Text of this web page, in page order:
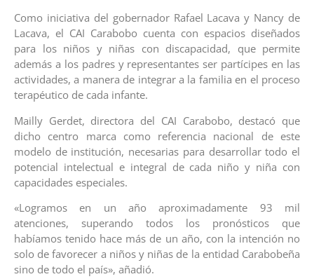
Como iniciativa del gobernador Rafael Lacava y Nancy de
Lacava, el CAI Carabobo cuenta con espacios diseñados
para los niños y niñas con discapacidad, que permite
además a los padres y representantes ser partícipes en las
actividades, a manera de integrar a la familia en el proceso
terapéutico de cada infante.
Mailly Gerdet, directora del CAI Carabobo, destacó que
dicho centro marca como referencia nacional de este
modelo de institución, necesarias para desarrollar todo el
potencial intelectual e integral de cada niño y niña con
capacidades especiales.
«Logramos en un año aproximadamente 93 mil
atenciones, superando todos los pronósticos que
habíamos tenido hace más de un año, con la intención no
solo de favorecer a niños y niñas de la entidad Carabobeña
sino de todo el país», añadió.